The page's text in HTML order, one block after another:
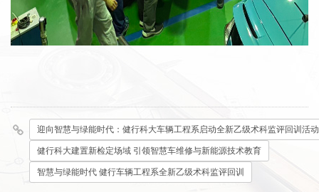
迎向智慧与绿能时代：健行科大车辆工程系启动全新乙级术科监评回训活动
健行科大建置新检定场域 引领智慧车维修与新能源技术教育
智慧与绿能时代 健行车辆工程系全新乙级术科监评回训